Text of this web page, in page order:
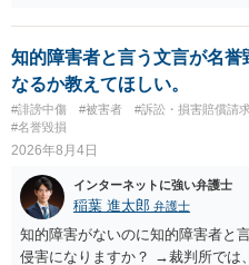
に個別に相談されると良いでしょ
知的障害者と言う文言が名
なるか教えてほしい。
#誹謗中傷 #被害者 #訴訟・損害賠償請
#名誉毀損
2026年8月4日
インターネットに強い弁護士
稲葉 進太郎 弁護士
知的障害がないのに知的障害者と
侵害になりますか？ →裁判所では